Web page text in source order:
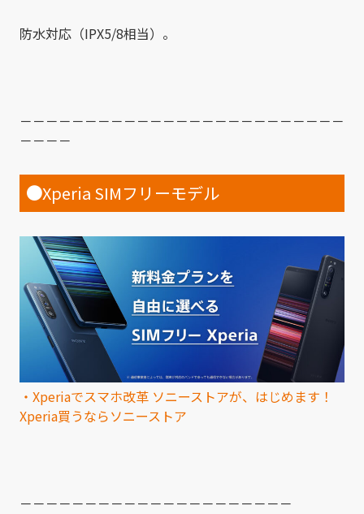
防水対応（IPX5/8相当）。
－－－－－－－－－－－－－－－－－－－－－－－－－
－－－－
●Xperia SIMフリーモデル
・ Xperiaでスマホ改革 ソニーストアが、はじめます！
Xperia買うならソニーストア
－－－－－－－－－－－－－－－－－－－－－